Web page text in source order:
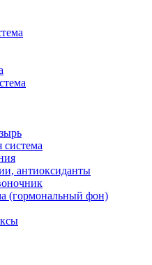
система
антиоксиданты
(гормональный фон)